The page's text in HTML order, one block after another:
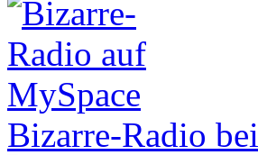
Bizarre-Radio bei